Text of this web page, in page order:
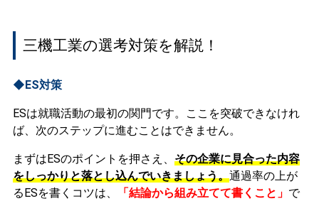
三機工業の選考対策を解説！
◆ES対策
ESは就職活動の最初の関門です。ここを突破できなけれ
ば、次のステップに進むことはできません。
まずはESのポイントを押さえ、 その企業に見合った内容
をしっかりと落とし込んでいきましょう。通過率の上が
るESを書くコツは、
「結論から組み立てて書くこと」 で